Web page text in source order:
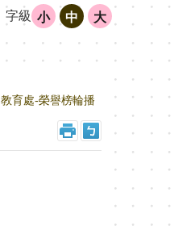
字級 小 中 大
教育處-榮譽榜輪播